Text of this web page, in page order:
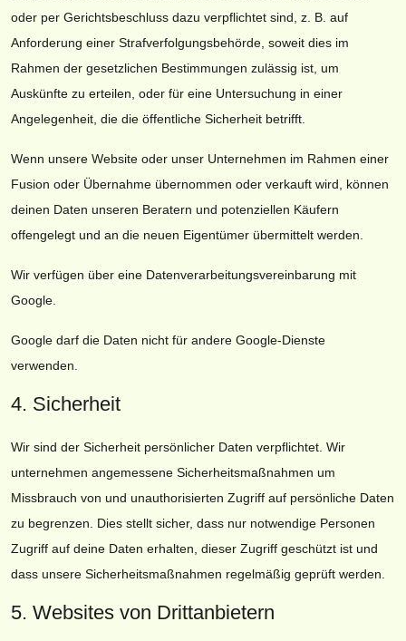
oder per Gerichtsbeschluss dazu verpflichtet sind, z. B. auf
Anforderung einer Strafverfolgungsbehörde, soweit dies im
Rahmen der gesetzlichen Bestimmungen zulässig ist, um
Auskünfte zu erteilen, oder für eine Untersuchung in einer
Angelegenheit, die die öffentliche Sicherheit betrifft.
Wenn unsere Website oder unser Unternehmen im Rahmen einer
Fusion oder Übernahme übernommen oder verkauft wird, können
deinen Daten unseren Beratern und potenziellen Käufern
offengelegt und an die neuen Eigentümer übermittelt werden.
Wir verfügen über eine Datenverarbeitungsvereinbarung mit
Google.
Google darf die Daten nicht für andere Google-Dienste
verwenden.
4. Sicherheit
Wir sind der Sicherheit persönlicher Daten verpflichtet. Wir
unternehmen angemessene Sicherheitsmaßnahmen um
Missbrauch von und unauthorisierten Zugriff auf persönliche Daten
zu begrenzen. Dies stellt sicher, dass nur notwendige Personen
Zugriff auf deine Daten erhalten, dieser Zugriff geschützt ist und
dass unsere Sicherheitsmaßnahmen regelmäßig geprüft werden.
5. Websites von Drittanbietern